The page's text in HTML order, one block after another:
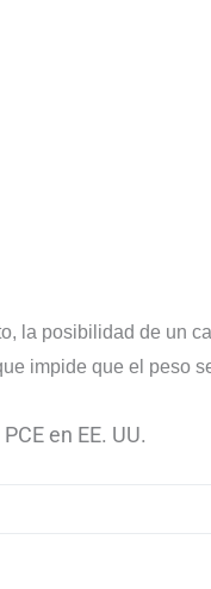
la posibilidad de un
impide que el peso
en EE. UU.